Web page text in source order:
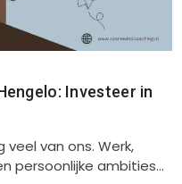
Investeer in
van ons. Werk,
persoonlijke ambities…